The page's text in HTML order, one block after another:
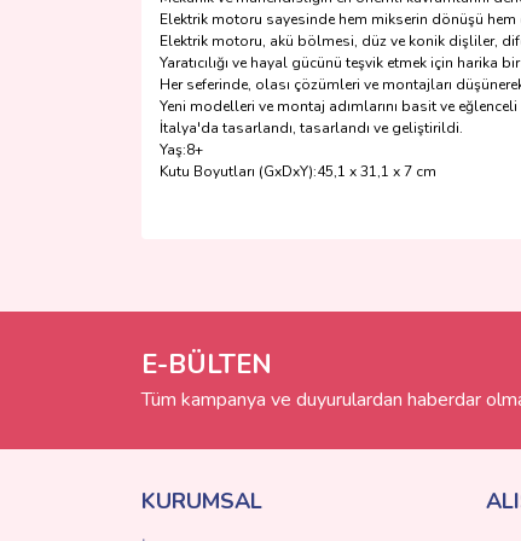
Elektrik motoru sayesinde hem mikserin dönüşü
Elektrik motoru, akü bölmesi, düz ve konik dişliler,
Yaratıcılığı ve hayal gücünü teşvik etmek için
Her seferinde, olası çözümleri ve montajları
Yeni modelleri ve montaj adımlarını basit ve
İtalya'da tasarlandı, tasarlandı ve geliştirildi.
Yaş:8+
Kutu Boyutları (GxDxY):45,1 x 31,1 x 7 cm
Ürün resmi kalitesiz, bozuk veya
Bu ürüne benzer farklı alternatifler olmalı.
E-BÜLTEN
Tüm kampanya ve duyurulardan haberdar
KURUMSAL